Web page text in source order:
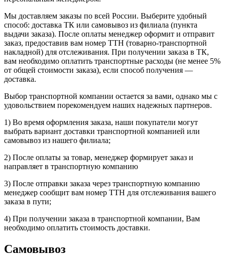
Мы доставляем заказы по всей России. Выберите удобный
способ: доставка ТК или самовывоз из филиала (пункта
выдачи заказа). После оплаты менеджер оформит и отправит
заказ, предоставив вам номер ТТН (товарно-транспортной
накладной) для отслеживания. При получении заказа в ТК,
вам необходимо оплатить транспортные расходы (не менее 5%
от общей стоимости заказа), если способ получения —
доставка.
Выбор транспортной компании остается за вами, однако мы с
удовольствием порекомендуем наших надежных партнеров.
1) Во время оформления заказа, наши покупатели могут
выбрать вариант доставки транспортной компанией или
самовывоз из нашего филиала;
2) После оплаты за товар, менеджер формирует заказ и
направляет в транспортную компанию
3) После отправки заказа через транспортную компанию
менеджер сообщит вам номер ТТН для отслеживания вашего
заказа в пути;
4) При получении заказа в транспортной компании, Вам
необходимо оплатить стоимость доставки.
Самовывоз